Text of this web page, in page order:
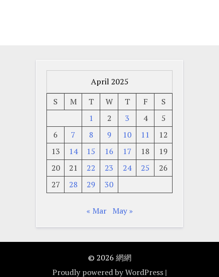
April 2025
S
M T W T F
S
1
2 3 4
5
6
7 8 9 10 11
12
13
14 15 16 17 18
19
20
21 22 23 24 25
26
27
28 29 30
« Mar May »
© 2026 網網
Proudly powered by WordPress |